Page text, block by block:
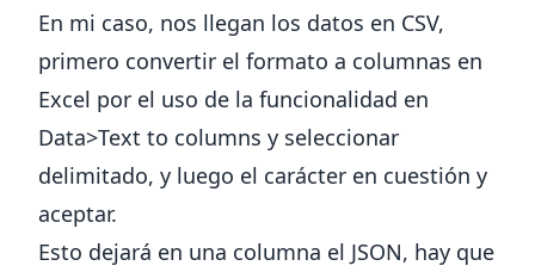
En mi caso, nos llegan los datos en CSV,
primero convertir el formato a columnas en
Excel por el uso de la funcionalidad en
Data>Text to columns y seleccionar
delimitado, y luego el carácter en cuestión y
aceptar.
Esto dejará en una columna el JSON, hay que